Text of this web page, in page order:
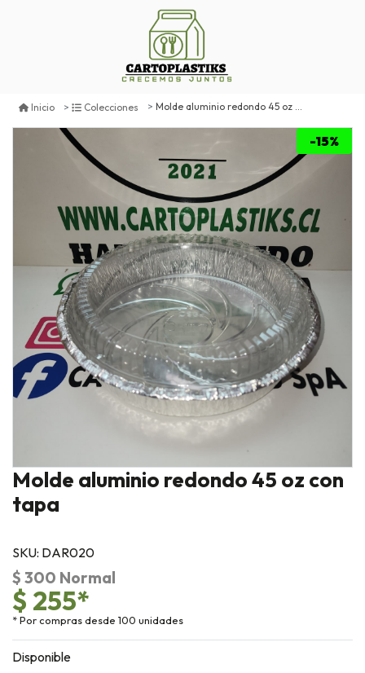
Inicio Colecciones Molde aluminio redondo 45 oz con tapa
-15%
Molde aluminio redondo 45 oz con
tapa
SKU: DAR020
$ 300 Normal
$ 255*
* Por compras desde 100 unidades
Disponible